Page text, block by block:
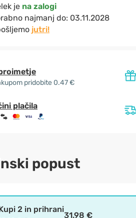
je na zalogi
najmanj do: 03.11.2028
jutri!
pridobite 0.47 €
plačila
popust
2 in prihrani
31.98 €